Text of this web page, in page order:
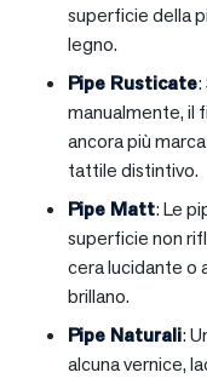
superficie della
legno.
Pipe Rusticate
manualmente, il
ancora più
tattile distintivo.
Pipe Matt: Le
superficie non
cera lucidante o
brillano.
Pipe Naturali:
alcuna vernice,